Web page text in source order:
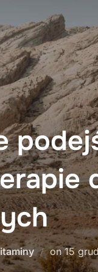
onPosted
on
15